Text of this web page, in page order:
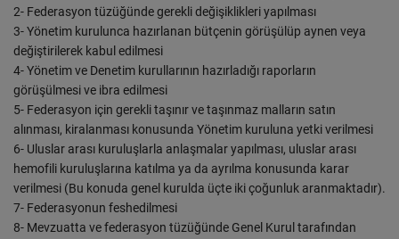
2- Federasyon tüzüğünde gerekli değişiklikleri yapılması
3- Yönetim kurulunca hazırlanan bütçenin görüşülüp aynen veya
değiştirilerek kabul edilmesi
4- Yönetim ve Denetim kurullarının hazırladığı raporların
görüşülmesi ve ibra edilmesi
5- Federasyon için gerekli taşınır ve taşınmaz malların satın
alınması, kiralanması konusunda Yönetim kuruluna yetki verilmesi
6- Uluslar arası kuruluşlarla anlaşmalar yapılması, uluslar arası
hemofili kuruluşlarına katılma ya da ayrılma konusunda karar
verilmesi (Bu konuda genel kurulda üçte iki çoğunluk aranmaktadır).
7- Federasyonun feshedilmesi
8- Mevzuatta ve federasyon tüzüğünde Genel Kurul tarafından